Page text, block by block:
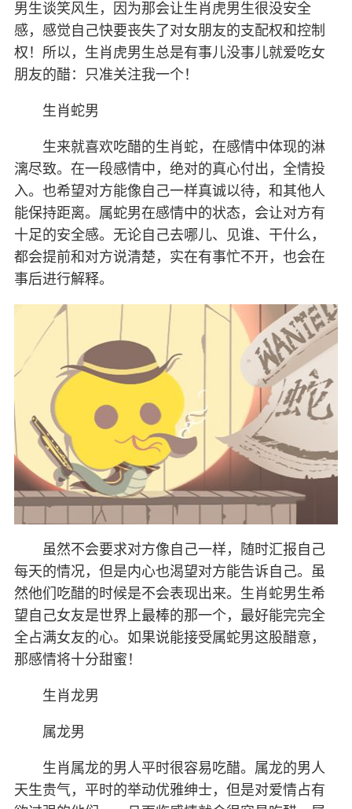
男生谈笑风生，因为那会让生肖虎男生很没安全
感，感觉自己快要丧失了对女朋友的支配权和控制
权！所以，生肖虎男生总是有事儿没事儿就爱吃女
朋友的醋：只准关注我一个！
生肖蛇男
生来就喜欢吃醋的生肖蛇，在感情中体现的淋
漓尽致。在一段感情中，绝对的真心付出，全情投
入。也希望对方能像自己一样真诚以待，和其他人
能保持距离。属蛇男在感情中的状态，会让对方有
十足的安全感。无论自己去哪儿、见谁、干什么，
都会提前和对方说清楚，实在有事忙不开，也会在
事后进行解释。
虽然不会要求对方像自己一样，随时汇报自己
每天的情况，但是内心也渴望对方能告诉自己。虽
然他们吃醋的时候是不会表现出来。生肖蛇男生希
望自己女友是世界上最棒的那一个，最好能完完全
全占满女友的心。如果说能接受属蛇男这股醋意，
那感情将十分甜蜜！
生肖龙男
属龙男
生肖属龙的男人平时很容易吃醋。属龙的男人
天生贵气，平时的举动优雅绅士，但是对爱情占有